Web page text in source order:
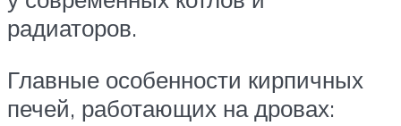
радиаторов.
Главные особенности кирпичных
печей, работающих на дровах: